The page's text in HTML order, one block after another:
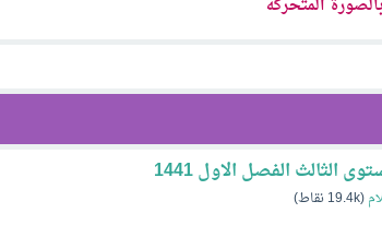
المتحركة
الفصل الاول 1441
(
19.4kنقاط)